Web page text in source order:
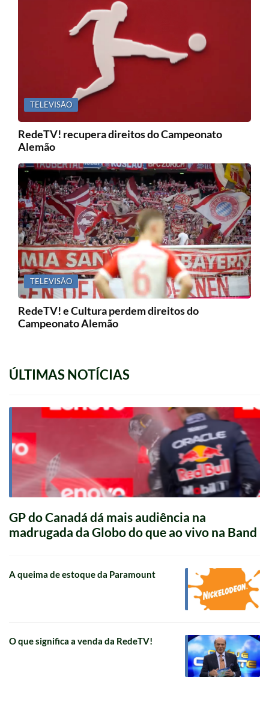
TELEVISÃO
RedeTV! recupera direitos do Campeonato
Alemão
TELEVISÃO
RedeTV! e Cultura perdem direitos do
Campeonato Alemão
ÚLTIMAS NOTÍCIAS
GP do Canadá dá mais audiência na
madrugada da Globo do que ao vivo na Band
A queima de estoque da Paramount
O que significa a venda da RedeTV!